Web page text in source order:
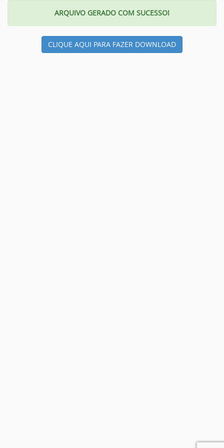
ARQUIVO GERADO COM SUCESSO!
CLIQUE AQUI PARA FAZER DOWNLOAD